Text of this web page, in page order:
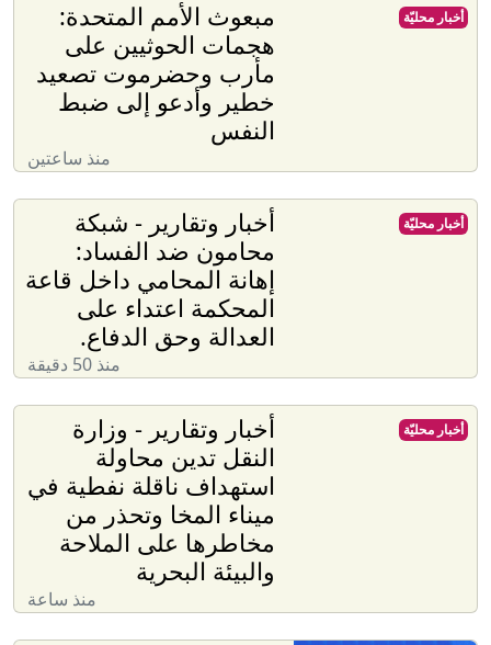
مبعوث الأمم المتحدة:
هجمات الحوثيين على
مأرب وحضرموت تصعيد
خطير وأدعو إلى ضبط
النفس
منذ ساعتين
أخبار محليّة
أخبار وتقارير - شبكة
محامون ضد الفساد:
إهانة المحامي داخل قاعة
المحكمة اعتداء على
العدالة وحق الدفاع.
منذ 50 دقيقة
أخبار محليّة
أخبار وتقارير - وزارة
النقل تدين محاولة
استهداف ناقلة نفطية في
ميناء المخا وتحذر من
مخاطرها على الملاحة
والبيئة البحرية
منذ ساعة
أخبار محليّة